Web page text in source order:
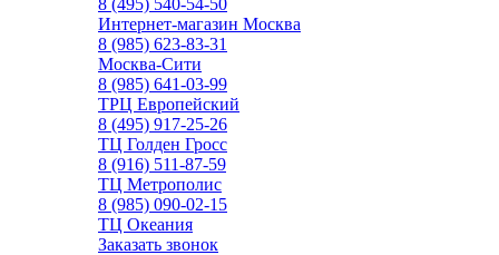
8 (495) 540-54-50
Интернет-магазин Москва
8 (985) 623-83-31
Москва-Сити
8 (985) 641-03-99
ТРЦ Европейский
8 (495) 917-25-26
ТЦ Голден Гросс
8 (916) 511-87-59
ТЦ Метрополис
8 (985) 090-02-15
ТЦ Океания
Заказать звонок